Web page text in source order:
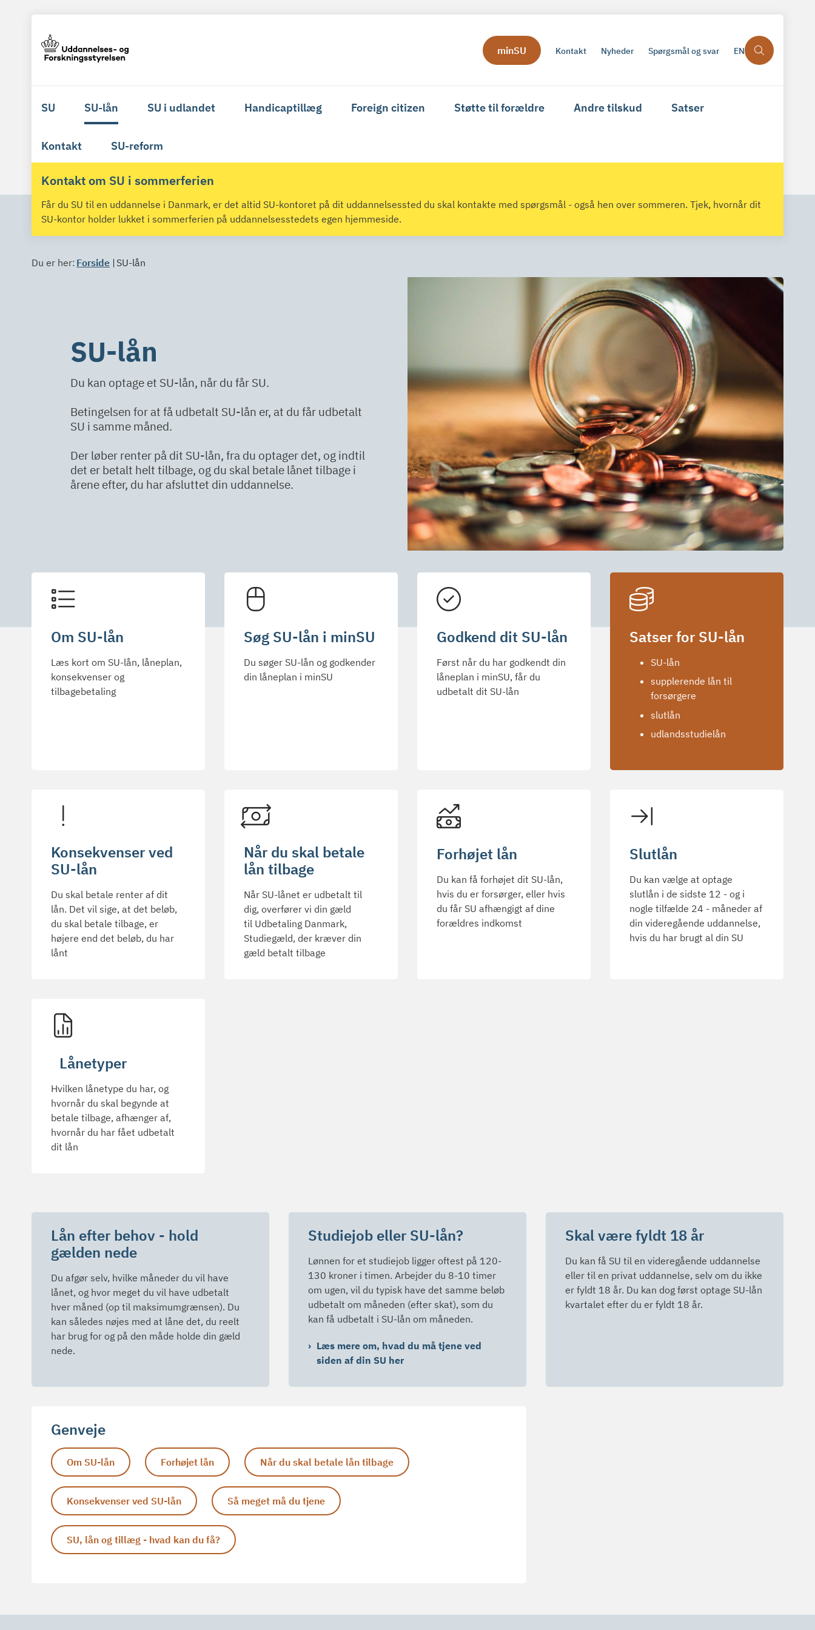
minSU Kontakt Nyheder Spørgsmål og svar EN
SU SU-lån SU i udlandet Handicaptillæg Foreign citizen Støtte til forældre Andre tilskud Satser
Kontakt SU-reform
Kontakt om SU i sommerferien
Får du SU til en uddannelse i Danmark, er det altid SU-kontoret på dit uddannelsessted du skal kontakte med spørgsmål - også hen over sommeren. Tjek, hvornår dit
SU-kontor holder lukket i sommerferien på uddannelsesstedets egen hjemmeside.
Du er her: Forside SU-lån
SU-lån
Du kan optage et SU-lån, når du får SU.
Betingelsen for at få udbetalt SU-lån er, at du får udbetalt
SU i samme måned.
Der løber renter på dit SU-lån, fra du optager det, og indtil
det er betalt helt tilbage, og du skal betale lånet tilbage i
årene efter, du har afsluttet din uddannelse.
Om SU-lån
Læs kort om SU-lån, låneplan,
konsekvenser og
tilbagebetaling
Søg SU-lån i minSU
Du søger SU-lån og godkender
din låneplan i minSU
Godkend dit SU-lån
Først når du har godkendt din
låneplan i minSU, får du
udbetalt dit SU-lån
Satser for SU-lån
SU-lån
supplerende lån til
forsørgere
slutlån
udlandsstudielån
Konsekvenser ved
SU-lån
Du skal betale renter af dit
lån. Det vil sige, at det beløb,
du skal betale tilbage, er
højere end det beløb, du har
lånt
Når du skal betale
lån tilbage
Når SU-lånet er udbetalt til
dig, overfører vi din gæld
til Udbetaling Danmark,
Studiegæld, der kræver din
gæld betalt tilbage
Forhøjet lån
Du kan få forhøjet dit SU-lån,
hvis du er forsørger, eller hvis
du får SU afhængigt af dine
forældres indkomst
Slutlån
Du kan vælge at optage
slutlån i de sidste 12 - og i
nogle tilfælde 24 - måneder af
din videregående uddannelse,
hvis du har brugt al din SU
Lånetyper
Hvilken lånetype du har, og
hvornår du skal begynde at
betale tilbage, afhænger af,
hvornår du har fået udbetalt
dit lån
Lån efter behov - hold
gælden nede
Du afgør selv, hvilke måneder du vil have
lånet, og hvor meget du vil have udbetalt
hver måned (op til maksimumgrænsen). Du
kan således nøjes med at låne det, du reelt
har brug for og på den måde holde din gæld
nede.
Studiejob eller SU-lån?
Lønnen for et studiejob ligger oftest på 120-
130 kroner i timen. Arbejder du 8-10 timer
om ugen, vil du typisk have det samme beløb
udbetalt om måneden (efter skat), som du
kan få udbetalt i SU-lån om måneden.
Læs mere om, hvad du må tjene ved
siden af din SU her
Skal være fyldt 18 år
Du kan få SU til en videregående uddannelse
eller til en privat uddannelse, selv om du ikke
er fyldt 18 år. Du kan dog først optage SU-lån
kvartalet efter du er fyldt 18 år.
Genveje
Om SU-lån Forhøjet lån Når du skal betale lån tilbage
Konsekvenser ved SU-lån Så meget må du tjene
SU, lån og tillæg - hvad kan du få?